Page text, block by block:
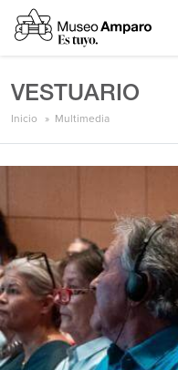
VESTUARIO
Inicio Multimedia